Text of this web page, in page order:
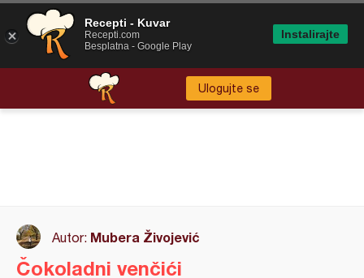
Ulogujte se
Autor: Mubera Živojević
Čokoladni venčići
Recepti - Kuvar
Recepti.com
Besplatna - Google Play
Instalirajte